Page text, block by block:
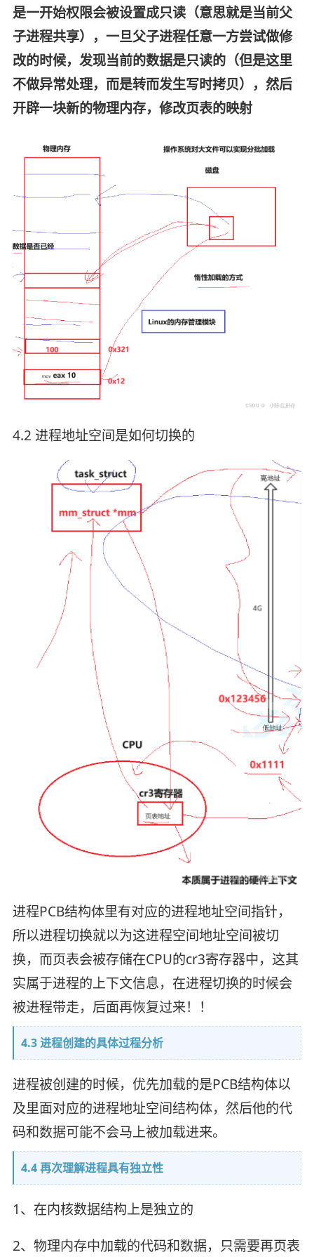
是一开始权限会被设置成只读（意思就是当前父
子进程共享），一旦父子进程任意一方尝试做修
改的时候，发现当前的数据是只读的（但是这里
不做异常处理，而是转而发生写时拷贝），然后
开辟一块新的物理内存，修改页表的映射
4.2 进程地址空间是如何切换的
进程PCB结构体里有对应的进程地址空间指针，
所以进程切换就以为这进程空间地址空间被切
换，而页表会被存储在CPU的cr3寄存器中，这其
实属于进程的上下文信息，在进程切换的时候会
被进程带走，后面再恢复过来！！
4.3 进程创建的具体过程分析
进程被创建的时候，优先加载的是PCB结构体以
及里面对应的进程地址空间结构体，然后他的代
码和数据可能不会马上被加载进来。
4.4 再次理解进程具有独立性
1、在内核数据结构上是独立的
2、物理内存中加载的代码和数据，只需要再页表